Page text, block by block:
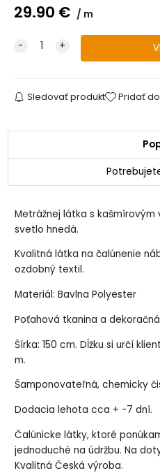
29.90 € m
Sledovať produkt Pridať
Metrážnej látka s kašmírovým
svetlo hnedá.
Kvalitná látka na čalúnenie
ozdobný textil.
Materiál: Bavlna Polyester
Poťahová tkanina a
Šírka: 150 cm. Dĺžku si určí
m.
Šamponovateľná, chemicky
Dodacia lehota cca + -7 dní.
Čalúnicke látky, ktoré
jednoduché na údržbu. Na
Kvalitná Česká výroba.